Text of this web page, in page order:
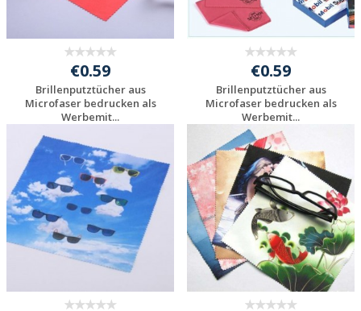
€0.59
Brillenputztücher aus
Microfaser bedrucken als
Werbemit...
Individuelles
Angebot anfordern
€0.59
Brillenputztücher aus
Microfaser bedrucken als
Werbemit...
Individuelles
Angebot anfordern